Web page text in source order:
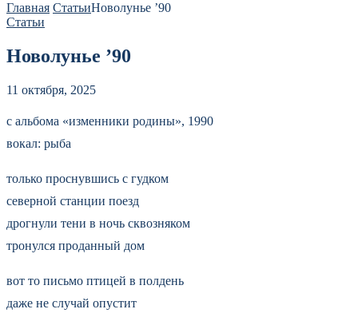
Главная СтатьиНоволунье ’90
Статьи
Новолунье ’90
11 октября, 2025
с альбома «изменники родины», 1990
вокал: рыба
только проснувшись с гудком
северной станции поезд
дрогнули тени в ночь сквозняком
тронулся проданный дом
вот то письмо птицей в полдень
даже не случай опустит